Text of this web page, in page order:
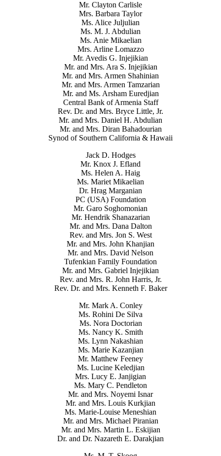
Mr. Clayton Carlisle
Mrs. Barbara Taylor
Ms. Alice Juljulian
Ms. M. J. Abdulian
Ms. Anie Mikaelian
Mrs. Arline Lomazzo
Mr. Avedis G. Injejikian
Mr. and Mrs. Ara S. Injejikian
Mr. and Mrs. Armen Shahinian
Mr. and Mrs. Armen Tamzarian
Mr. and Ms. Arsham Euredjian
Central Bank of Armenia Staff
Rev. Dr. and Mrs. Bryce Little, Jr.
Mr. and Mrs. Daniel H. Abdulian
Mr. and Mrs. Diran Bahadourian
Synod of Southern California & Hawaii
Jack D. Hodges
Mr. Knox J. Efland
Ms. Helen A. Haig
Ms. Mariet Mikaelian
Dr. Hrag Marganian
PC (USA) Foundation
Mr. Garo Soghomonian
Mr. Hendrik Shanazarian
Mr. and Mrs. Dana Dalton
Rev. and Mrs. Jon S. West
Mr. and Mrs. John Khanjian
Mr. and Mrs. David Nelson
Tufenkian Family Foundation
Mr. and Mrs. Gabriel Injejikian
Rev. and Mrs. R. John Harris, Jr.
Rev. Dr. and Mrs. Kenneth F. Baker
Mr. Mark A. Conley
Ms. Rohini De Silva
Ms. Nora Doctorian
Ms. Nancy K. Smith
Ms. Lynn Nakashian
Ms. Marie Kazanjian
Mr. Matthew Feeney
Ms. Lucine Keledjian
Mrs. Lucy E. Janjigian
Ms. Mary C. Pendleton
Mr. and Mrs. Noyemi Isnar
Mr. and Mrs. Louis Kurkjian
Ms. Marie-Louise Meneshian
Mr. and Mrs. Michael Piranian
Mr. and Mrs. Martin L. Eskijian
Dr. and Dr. Nazareth E. Darakjian